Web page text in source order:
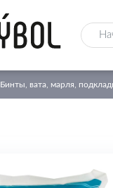
Бинты, вата, марля,